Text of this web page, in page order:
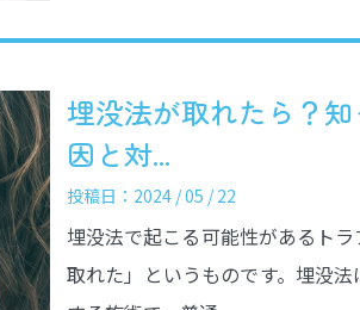
埋没法が取れたら？
因と対...
投稿日：2024 / 05 / 22
埋没法で起こる可能性があるト
取れた」というものです。埋没